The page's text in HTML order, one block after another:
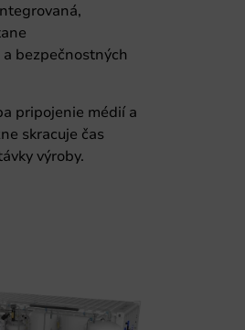
bezpečnostných
pripojenie médií a
skracuje čas
výroby.